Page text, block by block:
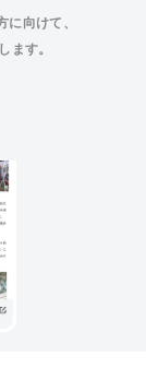
に向けて、
ます。